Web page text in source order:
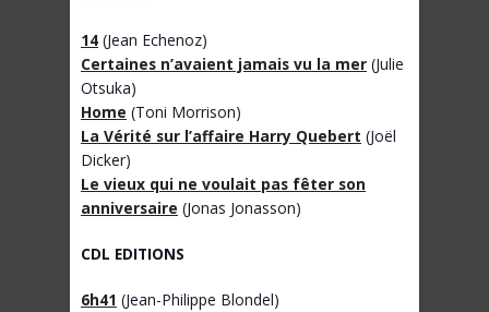
14 (Jean Echenoz)
Certaines n’avaient jamais vu la mer (Julie
Otsuka)
Home (Toni Morrison)
La Vérité sur l’affaire Harry Quebert (Joël
Dicker)
Le vieux qui ne voulait pas fêter son
anniversaire (Jonas Jonasson)
CDL EDITIONS
6h41 (Jean-Philippe Blondel)